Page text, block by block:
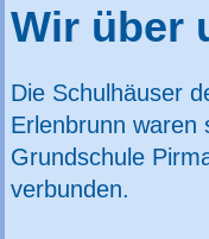
Wir über
Die Schulhäuser
Erlenbrunn waren
Grundschule
verbunden.